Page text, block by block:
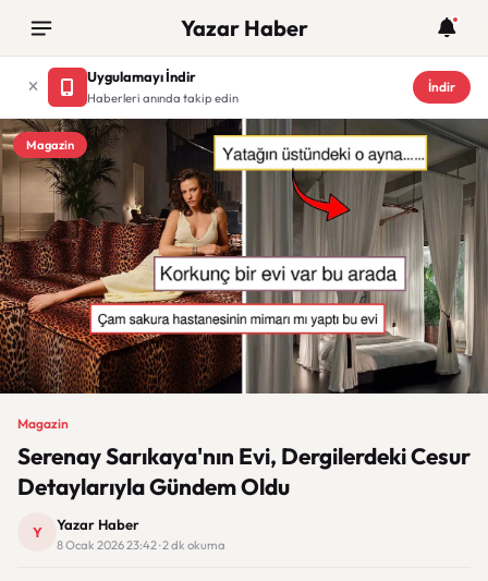
Yazar Haber
Uygulamayı İndir
Haberleri anında takip edin
İndir
Magazin
Magazin
Serenay Sarıkaya'nın Evi, Dergilerdeki Cesur
Detaylarıyla Gündem Oldu
Y Yazar Haber
8 Ocak 2026 23:42 · 2 dk okuma